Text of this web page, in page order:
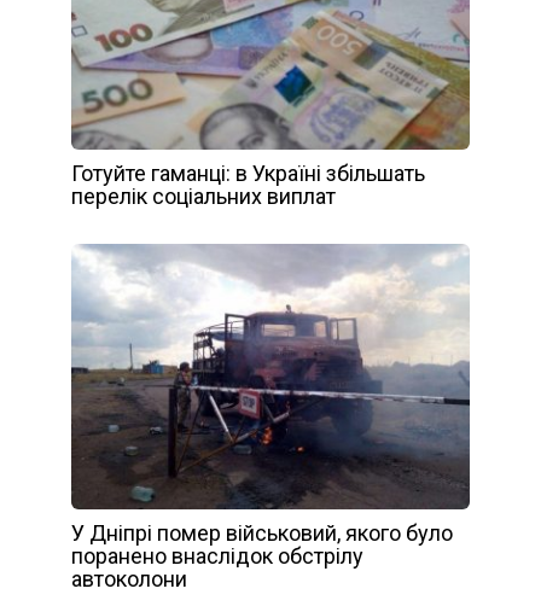
Готуйте гаманці: в Україні збільшать
перелік соціальних виплат
У Дніпрі помер військовий, якого було
поранено внаслідок обстрілу
автоколони